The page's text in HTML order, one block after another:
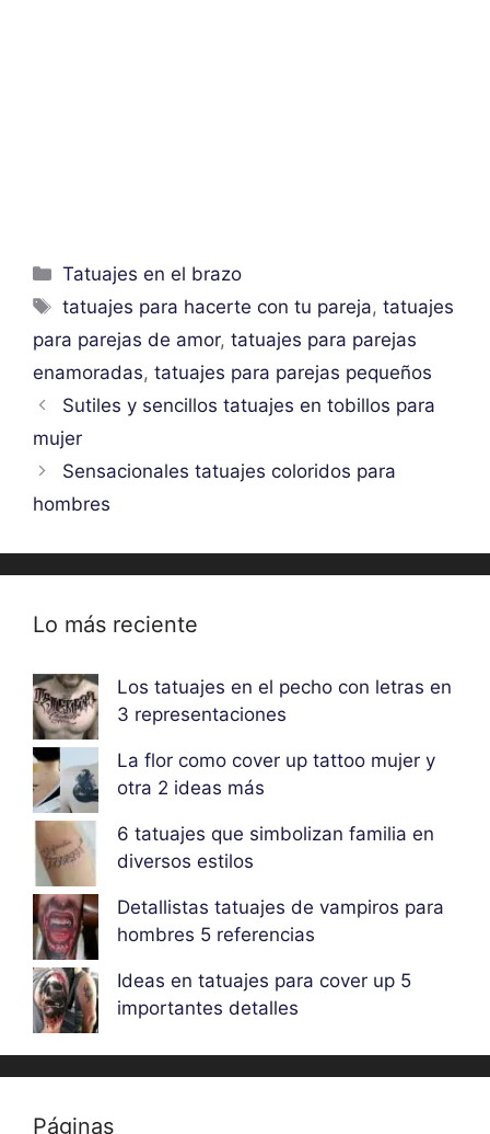
Categorías
Tatuajes en el brazo
Etiquetas
tatuajes para hacerte con tu pareja,tatuajes
para parejas de amor, tatuajes para parejas
enamoradas, tatuajes para parejas pequeños
Sutiles y sencillos tatuajes en tobillos para
mujer
Sensacionales tatuajes coloridos para
hombres
Lo más reciente
Los tatuajes en el pecho con letras en
3 representaciones
La flor como cover up tattoo mujer y
otra 2 ideas más
6 tatuajes que simbolizan familia en
diversos estilos
Detallistas tatuajes de vampiros para
hombres 5 referencias
Ideas en tatuajes para cover up 5
importantes detalles
Páginas